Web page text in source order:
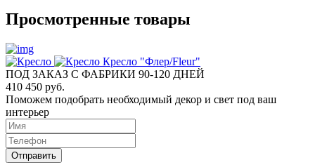
Просмотренные товары
Кресло "Флер/Fleur"
ПОД ЗАКАЗ С ФАБРИКИ 90-120 ДНЕЙ
410 450 руб.
Поможем подобрать необходимый декор и свет под ваш
интерьер
Отправить